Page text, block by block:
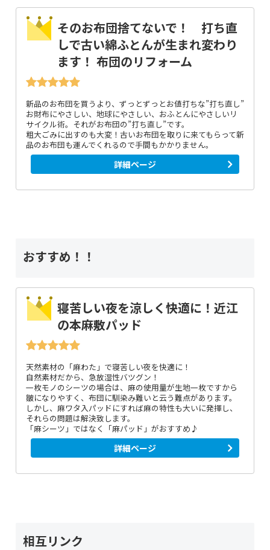
そのお布団捨てないで！ 打ち直
しで古い綿ふとんが生まれ変わり
ます！ 布団のリフォーム
新品のお布団を買うより、ずっとずっとお値打ちな”打ち直し”
お財布にやさしい、地球にやさしい、おふとんにやさしいリ
サイクル術。それがお布団の”打ち直し”です。
粗大ごみに出すのも大変！古いお布団を取りに来てもらって新
品のお布団も運んでくれるので手間もかかりません。
詳細ページ
おすすめ！！
寝苦しい夜を涼しく快適に！近江
の本麻敷パッド
天然素材の「麻わた」で寝苦しい夜を快適に！
自然素材だから、急放湿性バツグン！
一枚モノのシーツの場合は、麻の使用量が生地一枚ですから
皺になりやすく、布団に馴染み難いと云う難点があります。
しかし、麻ワタ入パッドにすれば麻の特性も大いに発揮し、
それらの問題は解決致します。
「麻シーツ」ではなく「麻パッド」がおすすめ♪
詳細ページ
相互リンク